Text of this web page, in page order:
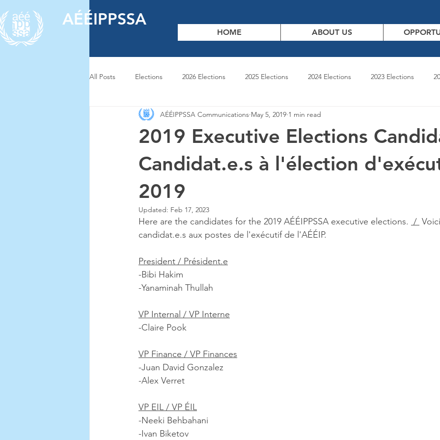
AÉÉIPPSSA
HOME ABOUT US
All Posts Elections 2026 Elections 2025 Elections 2024 Elections 2023 Elections
2021 Elections 2020 Elections 2019 Elections 2018 Elections
2019 Executive Elections
Candidat.e.s à l'élection
2019
AÉÉIPPSSA Communications May 5, 2019 1 min read
Updated: Feb 17, 2023
Here are the candidates for the 2019 AÉÉIPPSSA executive elections. /
candidat.e.s aux postes de l'exécutif de l'AÉÉIP.
President / Président.e
-Bibi Hakim
-Yanaminah Thullah
VP Internal / VP Interne
-Claire Pook
VP Finance / VP Finances
-Juan David Gonzalez
-Alex Verret
VP EIL / VP ÉIL
-Neeki Behbahani
-Ivan Biketov